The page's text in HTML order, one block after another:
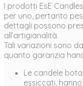
I prodotti EsE
per uno, pertanto
dettagli possono
all’artigianalità.
Tali variazioni sono
quanto garanzia
Le candele
essiccati,